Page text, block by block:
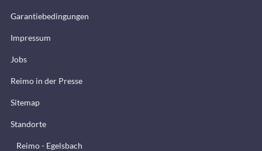
Garantiebedingungen
Impressum
Jobs
Reimo in der Presse
Sitemap
Standorte
Reimo - Egelsbach